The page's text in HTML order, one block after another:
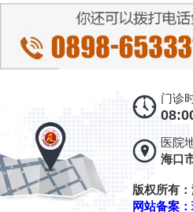
门诊
医院
海口
版权所有
网站备案